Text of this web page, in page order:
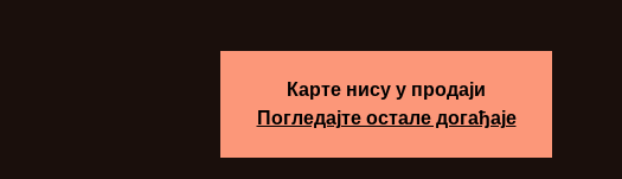
Карте нису у продаји
Погледајте остале догађаје